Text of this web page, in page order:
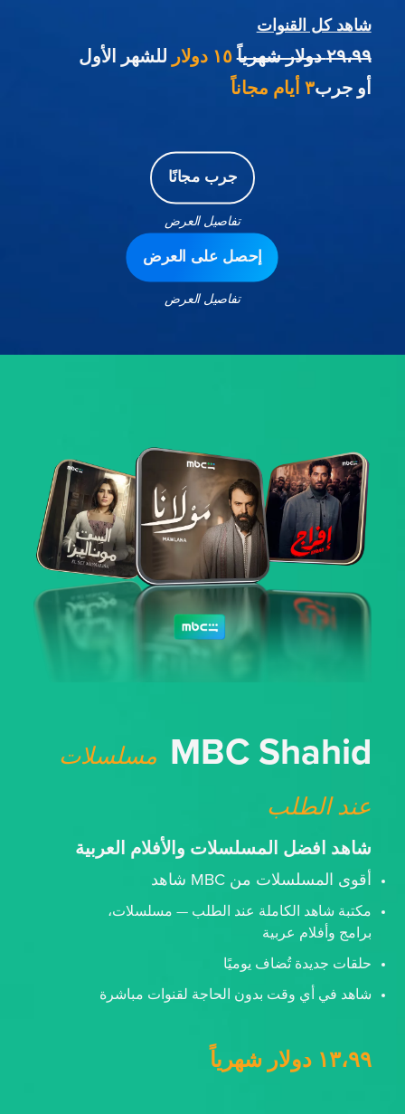
شاهد كل القنوات
٢٩،٩٩ دولار شهرياً ١٥ دولار
للشهر الأول
أو جرب٣ أيام مجاناً
جرب مجانًا
تفاصيل العرض
إحصل على العرض
تفاصيل العرض
MBC Shahid مسلسلات
عند الطلب
شاهد افضل المسلسلات والأفلام العربية
أقوى المسلسلات من MBC شاهد
مكتبة شاهد الكاملة عند الطلب — مسلسلات،
برامج وأفلام عربية
حلقات جديدة تُضاف يوميًا
شاهد في أي وقت بدون الحاجة لقنوات مباشرة
١٣،٩٩ دولار شهرياً